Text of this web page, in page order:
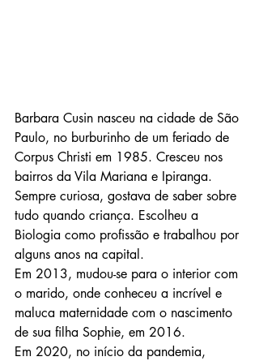
Barbara Cusin nasceu na cidade de São
Paulo, no burburinho de um feriado de
Corpus Christi em 1985. Cresceu nos
bairros da Vila Mariana e Ipiranga.
Sempre curiosa, gostava de saber sobre
tudo quando criança. Escolheu a
Biologia como profissão e trabalhou por
alguns anos na capital.
Em 2013, mudou-se para o interior com
o marido, onde conheceu a incrível e
maluca maternidade com o nascimento
de sua filha Sophie, em 2016.
Em 2020, no início da pandemia,